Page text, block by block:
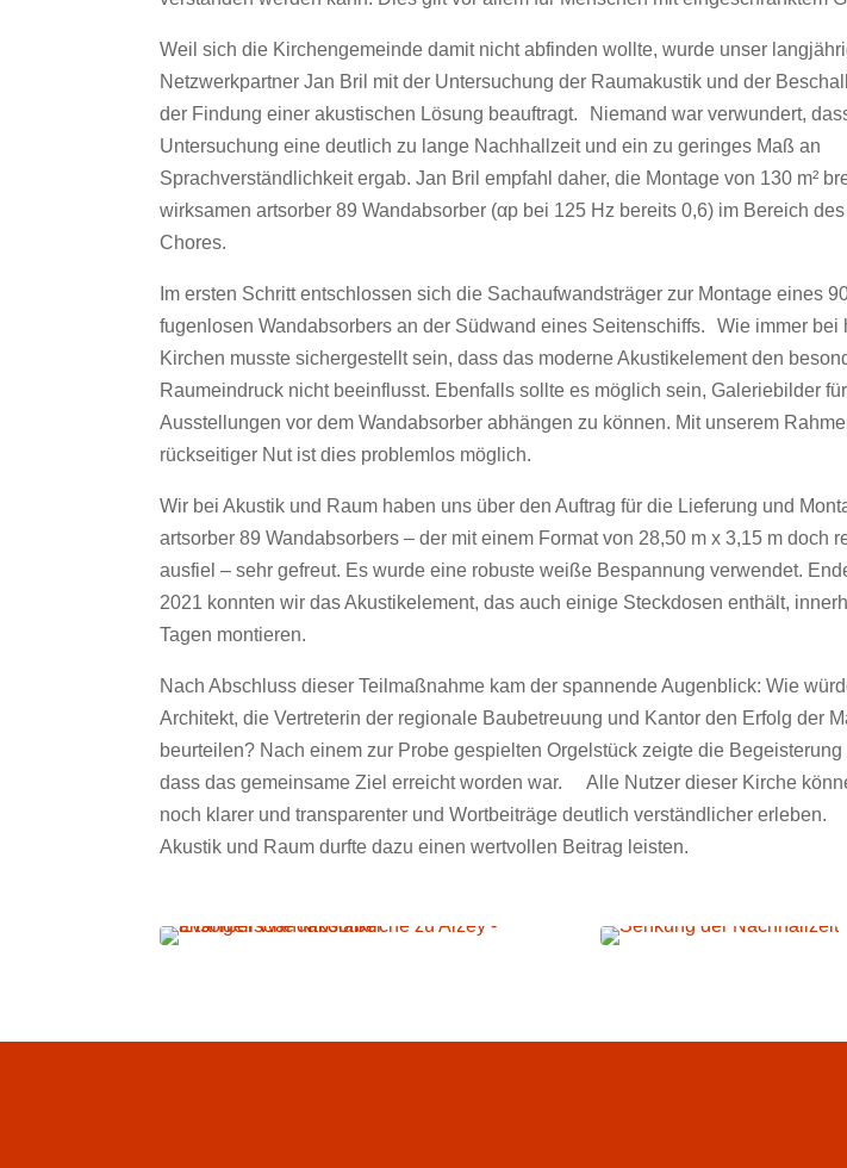
Weil sich die Kirchengemeinde damit nicht abfinden wollte, wurde unser
Netzwerkpartner Jan Bril mit der Untersuchung der Raumakustik und der
der Findung einer akustischen Lösung beauftragt. Niemand war verwundert,
Untersuchung eine deutlich zu lange Nachhallzeit und ein zu geringes Maß an
Sprachverständlichkeit ergab. Jan Bril empfahl daher, die Montage von 130 m²
wirksamen artsorber 89 Wandabsorber (αp bei 125 Hz bereits 0,6) im Bereich
Chores.
Im ersten Schritt entschlossen sich die Sachaufwandsträger zur Montage eines
fugenlosen Wandabsorbers an der Südwand eines Seitenschiffs. Wie immer bei
Kirchen musste sichergestellt sein, dass das moderne Akustikelement den
Raumeindruck nicht beeinflusst. Ebenfalls sollte es möglich sein, Galeriebilder
Ausstellungen vor dem Wandabsorber abhängen zu können. Mit unserem
rückseitiger Nut ist dies problemlos möglich.
Wir bei Akustik und Raum haben uns über den Auftrag für die Lieferung und
artsorber 89 Wandabsorbers – der mit einem Format von 28,50 m x 3,15 m doch
ausfiel – sehr gefreut. Es wurde eine robuste weiße Bespannung verwendet.
2021 konnten wir das Akustikelement, das auch einige Steckdosen enthält,
Tagen montieren.
Nach Abschluss dieser Teilmaßnahme kam der spannende Augenblick: Wie
Architekt, die Vertreterin der regionale Baubetreuung und Kantor den Erfolg der
beurteilen? Nach einem zur Probe gespielten Orgelstück zeigte die
dass das gemeinsame Ziel erreicht worden war. Alle Nutzer dieser Kirche
noch klarer und transparenter und Wortbeiträge deutlich verständlicher erleben.
Akustik und Raum durfte dazu einen wertvollen Beitrag leisten.